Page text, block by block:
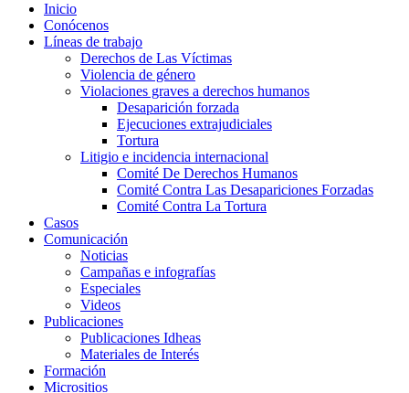
Inicio
Conócenos
Líneas de trabajo
Derechos de Las Víctimas
Violencia de género
Violaciones graves a derechos humanos
Desaparición forzada​
Ejecuciones extrajudiciales
Tortura
Litigio e incidencia internacional
Comité De Derechos Humanos​
Comité Contra Las Desapariciones Forzadas
Comité Contra La Tortura​
Casos
Comunicación
Noticias
Campañas e infografías
Especiales
Videos
Publicaciones
Publicaciones Idheas
Materiales de Interés
Formación
Micrositios